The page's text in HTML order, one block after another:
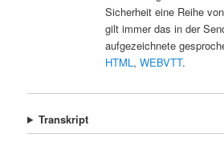
Sicherheit eine Reihe
gilt immer das in der
aufgezeichnete
HTML, WEBVTT.
Transkript